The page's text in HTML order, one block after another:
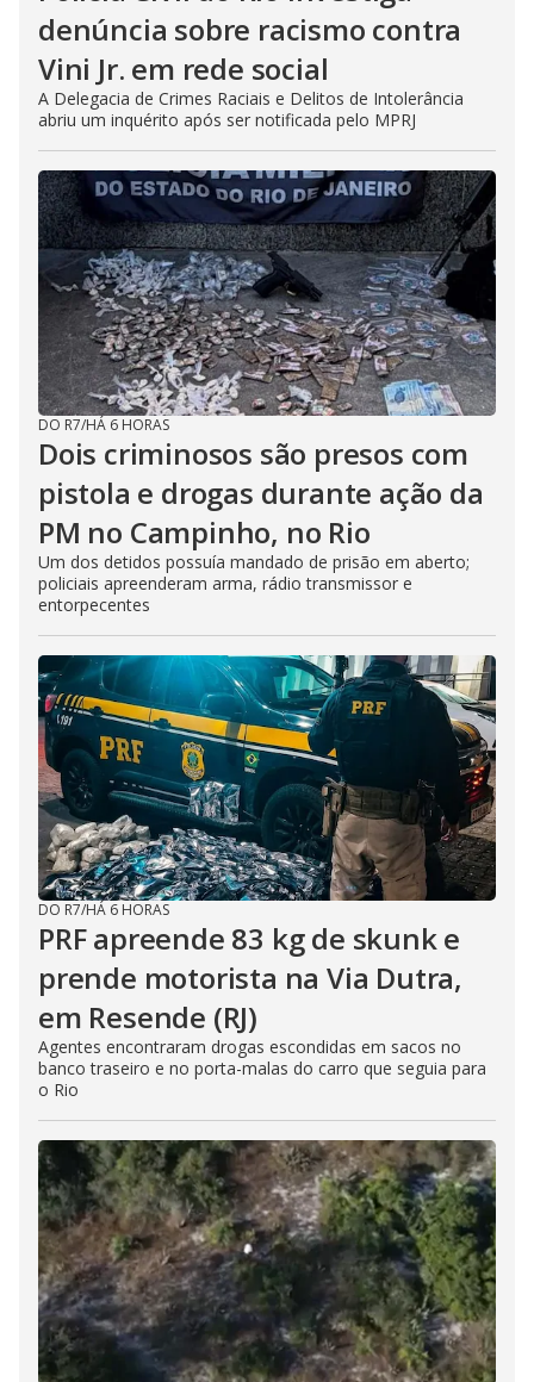
denúncia sobre racismo contra
Vini Jr. em rede social
A Delegacia de Crimes Raciais e Delitos de Intolerância
abriu um inquérito após ser notificada pelo MPRJ
DO R7/HÁ 6 HORAS
Dois criminosos são presos com
pistola e drogas durante ação da
PM no Campinho, no Rio
Um dos detidos possuía mandado de prisão em aberto;
policiais apreenderam arma, rádio transmissor e
entorpecentes
DO R7/HÁ 6 HORAS
PRF apreende 83 kg de skunk e
prende motorista na Via Dutra,
em Resende (RJ)
Agentes encontraram drogas escondidas em sacos no
banco traseiro e no porta-malas do carro que seguia para
o Rio